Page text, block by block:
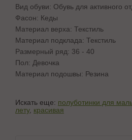
Вид обуви: Обувь для активного
Фасон: Кеды
Материал верха: Текстиль
Материал подклада: Текстиль
Размерный ряд: 36 - 40
Пол: Девочка
Материал подошвы: Резина
Искать еще: полуботинки для
лету, красивая